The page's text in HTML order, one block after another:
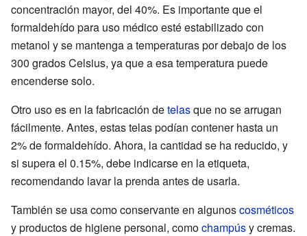
concentración mayor, del 40%. Es importante que el
formaldehído para uso médico esté estabilizado con
metanol y se mantenga a temperaturas por debajo de los
300 grados Celsius, ya que a esa temperatura puede
encenderse solo.
Otro uso es en la fabricación detelasque no se arrugan
fácilmente. Antes, estas telas podían contener hasta un
2% de formaldehído. Ahora, la cantidad se ha reducido, y
si supera el 0.15%, debe indicarse en la etiqueta,
recomendando lavar la prenda antes de usarla.
También se usa como conservante en algunoscosméticos
y productos de higiene personal, comochampúsy cremas.